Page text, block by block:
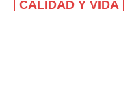
CALIDAD Y VIDA